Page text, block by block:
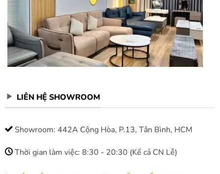
LIÊN HỆ SHOWROOM
Showroom: 442A Cộng Hòa, P.13, Tân Bình, HCM
Thời gian làm việc: 8:30 - 20:30 (Kể cả CN Lễ)